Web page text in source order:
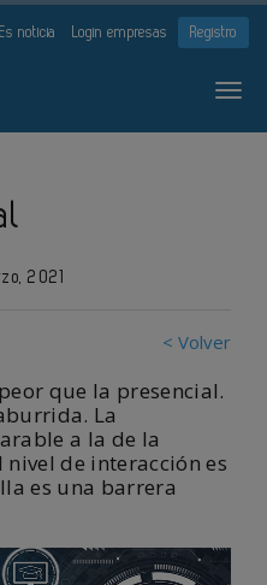
Es noticia Login empresas Registro
2021
< Volver
que la presencial.
La
a la de la
de interacción es
es una barrera